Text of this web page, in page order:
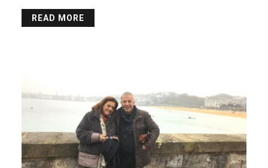
READ MORE